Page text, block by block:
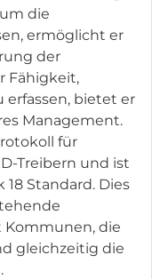
die
ermöglicht er
der
Fähigkeit,
erfassen, bietet er
Management.
für
Treibern und ist
Standard. Dies
die
gleichzeitig die